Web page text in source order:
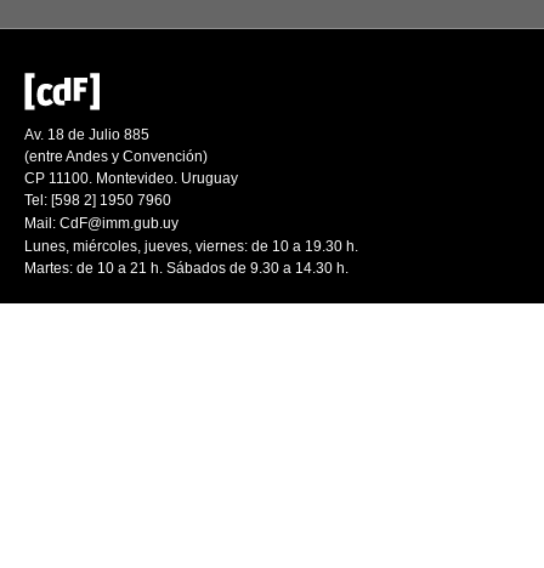
Av. 18 de Julio 885
(entre Andes y Convención)
CP 11100. Montevideo. Uruguay
Tel: [598 2] 1950 7960
Mail: CdF@imm.gub.uy
Lunes, miércoles, jueves, viernes: de 10 a 19.30 h.
Martes: de 10 a 21 h. Sábados de 9.30 a 14.30 h.